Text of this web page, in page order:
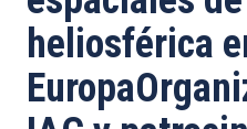
la
navegación
heliosférica